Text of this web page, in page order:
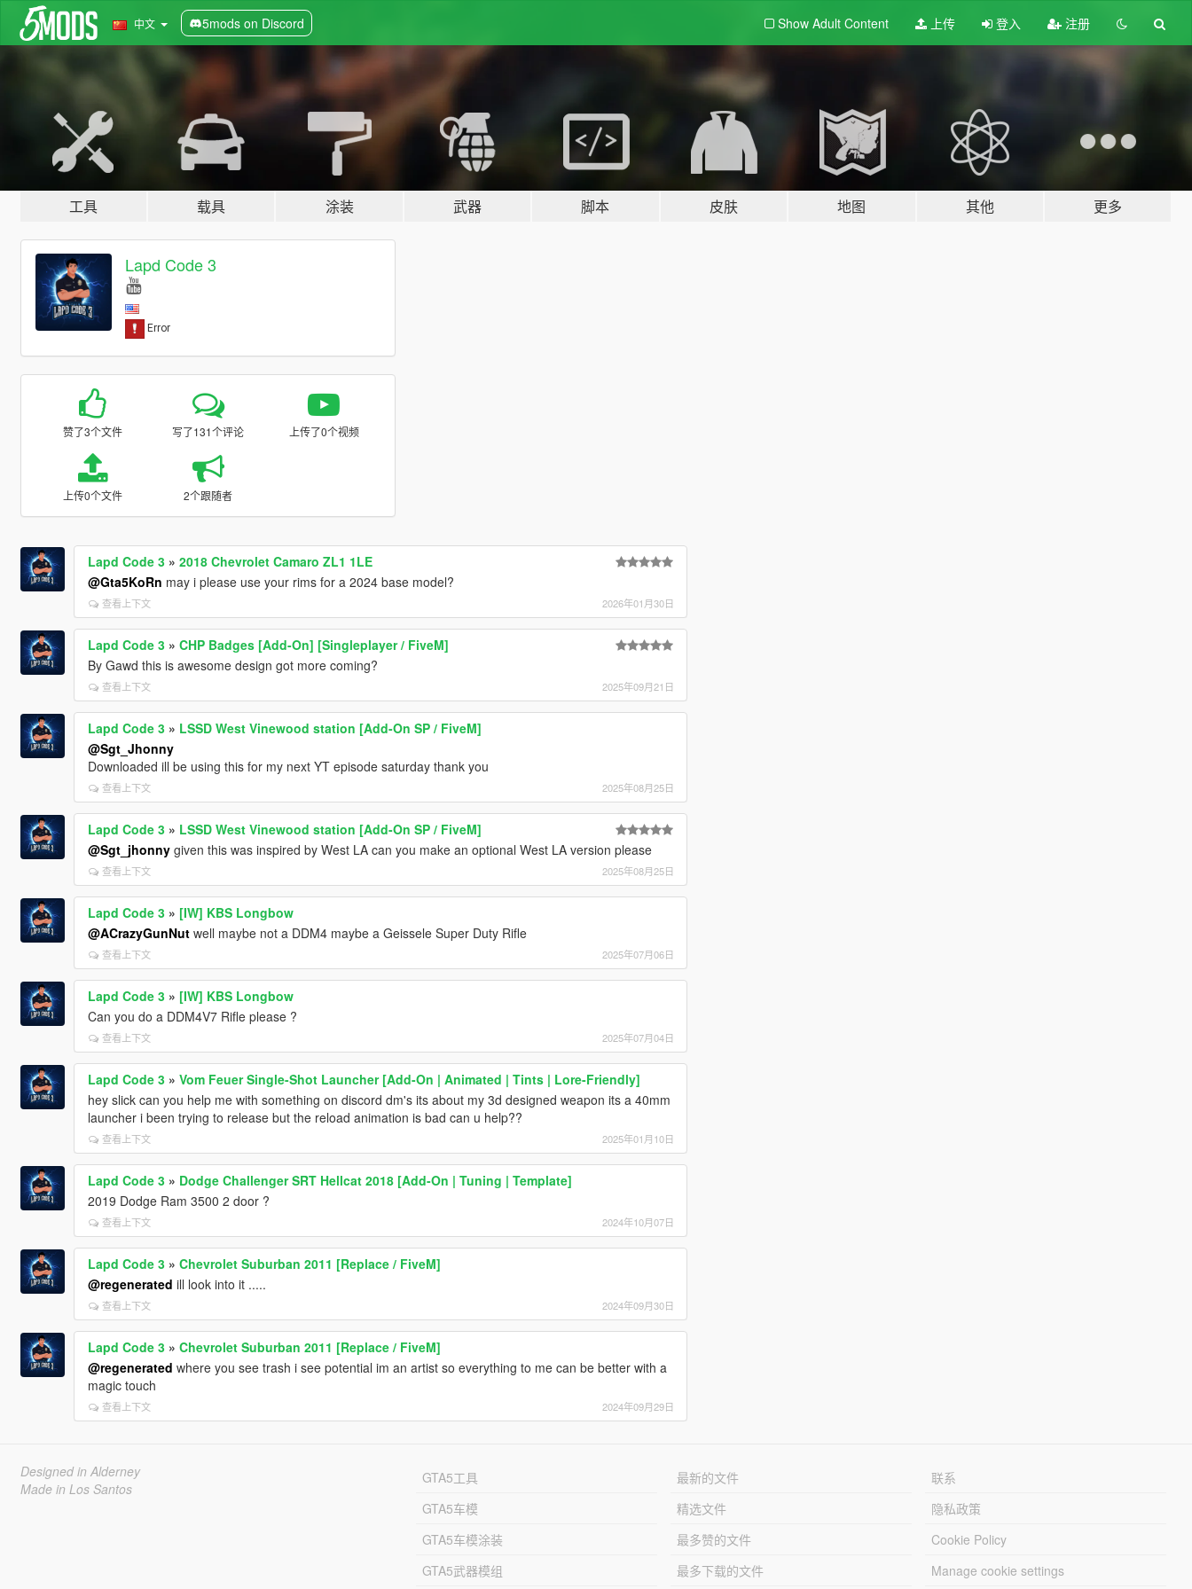
中文 5mods on Discord Show Adult Content 上传 登入 注册
工具 载具 涂装 武器 脚本 皮肤 地图 其他 更多
Lapd Code 3
赞了3个文件 写了131个评论 上传了0个视频
上传0个文件 2个跟随者
Lapd Code 3» 2018 Chevrolet Camaro ZL1 1LE
@Gta5KoRn may i please use your rims for a 2024 base model?
查看上下文 2026年01月30日
Lapd Code 3» CHP Badges [Add-On] [Singleplayer / FiveM]
By Gawd this is awesome design got more coming?
查看上下文 2025年09月21日
Lapd Code 3» LSSD West Vinewood station [Add-On SP / FiveM]
@Sgt_Jhonny
Downloaded ill be using this for my next YT episode saturday thank you
查看上下文 2025年08月25日
Lapd Code 3» LSSD West Vinewood station [Add-On SP / FiveM]
@Sgt_jhonnygiven this was inspired by West LA can you make an optional West LA version please
查看上下文 2025年08月25日
Lapd Code 3» [IW] KBS Longbow
@ACrazyGunNutwell maybe not a DDM4 maybe a Geissele Super Duty Rifle
查看上下文 2025年07月06日
Lapd Code 3» [IW] KBS Longbow
Can you do a DDM4V7 Rifle please ?
查看上下文 2025年07月04日
Lapd Code 3» Vom Feuer Single-Shot Launcher [Add-On | Animated | Tints | Lore-Friendly]
hey slick can you help me with something on discord dm's its about my 3d designed weapon its a 40mm
launcher i been trying to release but the reload animation is bad can u help??
查看上下文 2025年01月10日
Lapd Code 3» Dodge Challenger SRT Hellcat 2018 [Add-On | Tuning | Template]
2019 Dodge Ram 3500 2 door ?
查看上下文 2024年10月07日
Lapd Code 3» Chevrolet Suburban 2011 [Replace / FiveM]
@regenerated ill look into it .....
查看上下文 2024年09月30日
Lapd Code 3» Chevrolet Suburban 2011 [Replace / FiveM]
@regenerated where you see trash i see potential im an artist so everything to me can be better with a
magic touch
查看上下文 2024年09月29日
Designed in Alderney
Made in Los Santos
GTA5工具
GTA5车模
GTA5车模涂装
GTA5武器模组
最新的文件
精选文件
最多赞的文件
最多下载的文件
联系
隐私政策
Cookie Policy
Manage cookie settings